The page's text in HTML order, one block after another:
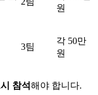
원
3팀
각 50만
원
참석해야 합니다.